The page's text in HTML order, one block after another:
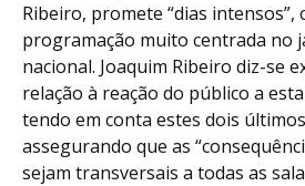
Ribeiro, promete “dias intensos”,
programação muito centrada no
nacional. Joaquim Ribeiro diz-se
relação à reação do público a
tendo em conta estes dois
assegurando que as
sejam transversais a todas as